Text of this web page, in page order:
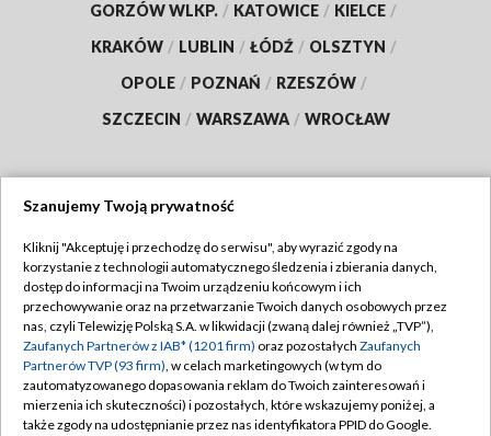
GORZÓW WLKP. / KATOWICE / KIELCE /
KRAKÓW / LUBLIN / ŁÓDŹ / OLSZTYN /
OPOLE / POZNAŃ / RZESZÓW /
SZCZECIN / WARSZAWA / WROCŁAW
TVP
Abonament TVP
Emisja w TVP
Centrum informacji TVP
Naziemna Telewizja Cyfrowa
Regulamin TVP
Polityka prywatności
Moje zgody
Pomoc
Szanujemy Twoją prywatność
Kliknij "Akceptuję i przechodzę do serwisu", aby wyrazić zgody na
korzystanie z technologii automatycznego śledzenia i zbierania danych,
dostęp do informacji na Twoim urządzeniu końcowym i ich
przechowywanie oraz na przetwarzanie Twoich danych osobowych przez
nas, czyli Telewizję Polską S.A. w likwidacji (zwaną dalej również „TVP”),
Zaufanych Partnerów z IAB* (1201 firm) oraz pozostałych Zaufanych
Partnerów TVP (93 firm), w celach marketingowych (w tym do
zautomatyzowanego dopasowania reklam do Twoich zainteresowań i
mierzenia ich skuteczności) i pozostałych, które wskazujemy poniżej, a
także zgody na udostępnianie przez nas identyfikatora PPID do Google.